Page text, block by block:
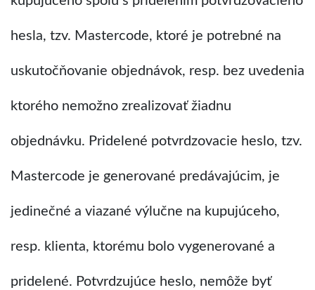
hesla, tzv. Mastercode, ktoré je potrebné na
uskutočňovanie objednávok, resp. bez uvedenia
ktorého nemožno zrealizovať žiadnu
objednávku. Pridelené potvrdzovacie heslo, tzv.
Mastercode je generované predávajúcim, je
jedinečné a viazané výlučne na kupujúceho,
resp. klienta, ktorému bolo vygenerované a
pridelené. Potvrdzujúce heslo, nemôže byť